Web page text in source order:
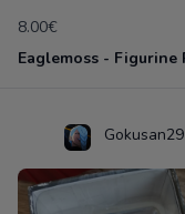
8.00€
Gokusan29